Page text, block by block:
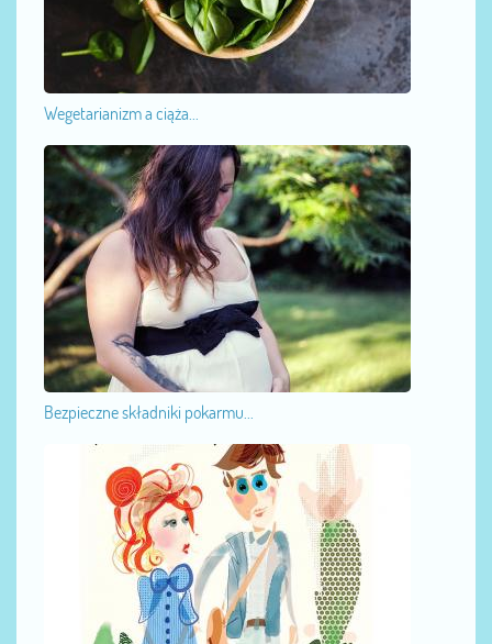
Wegetarianizm a ciąża...
Bezpieczne składniki pokarmu...